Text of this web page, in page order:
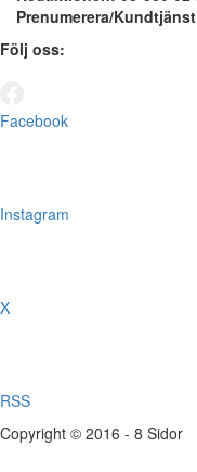
Prenumerera/
Följ oss:
Facebook
Instagram
X
RSS
Copyright © 2016 - 8 Sidor